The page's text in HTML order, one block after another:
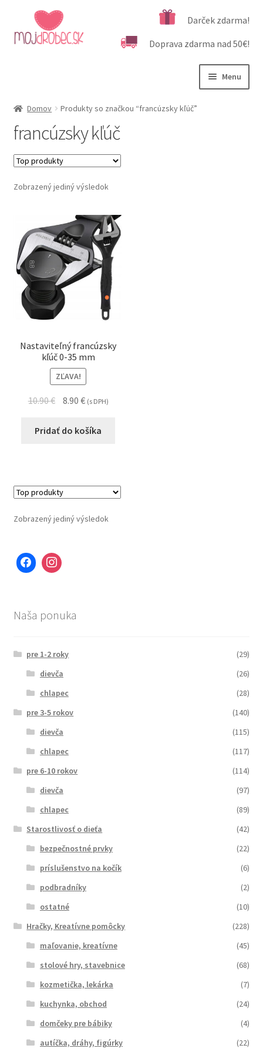
Preskočiť
na
navigáciu
Preskočiť
na
obsah
Darček zdarma!
Doprava zdarma nad 50€!
Menu
Podľa veku
Kategórie produktov
Dôležité informácie
Domov Produkty so značkou “francúzsky kľúč”
francúzsky kľúč
Zobrazený jediný výsledok
Nastaviteľný francúzsky
kľúč 0-35 mm
ZĽAVA!
10.90€ 8.90 € (s DPH)
Pridať do košíka
Zobrazený jediný výsledok
Naša ponuka
pre 1-2 roky
(29)
dievča
(26)
chlapec
(28)
pre 3-5 rokov
(140)
dievča
(115)
chlapec
(117)
pre 6-10 rokov
(114)
dievča
(97)
chlapec
(89)
Starostlivosť o dieťa
(42)
bezpečnostné prvky
(22)
príslušenstvo na kočík
(6)
podbradníky
(2)
ostatné
(10)
Hračky, Kreatívne pomôcky
(228)
maľovanie, kreatívne
(45)
stolové hry, stavebnice
(68)
kozmetička, lekárka
(7)
kuchynka, obchod
(24)
domčeky pre bábiky
(4)
autíčka, dráhy, figúrky
(22)